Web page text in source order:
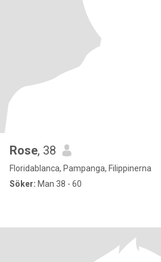
Rose, 38
Floridablanca, Pampanga, Filippinerna
Söker: Man 38 - 60